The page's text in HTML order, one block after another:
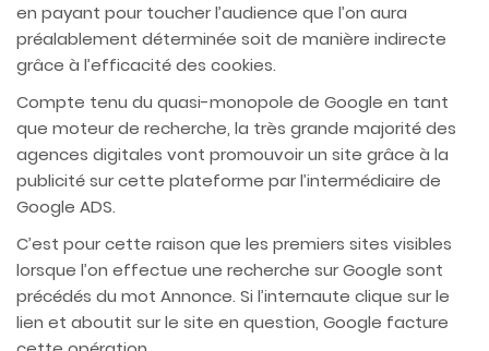
en payant pour toucher l’audience que l’on aura
préalablement déterminée soit de manière indirecte
grâce à l’efficacité des cookies.
Compte tenu du quasi-monopole de Google en tant
que moteur de recherche, la très grande majorité des
agences digitales vont promouvoir un site grâce à la
publicité sur cette plateforme par l’intermédiaire de
Google ADS.
C’est pour cette raison que les premiers sites visibles
lorsque l’on effectue une recherche sur Google sont
précédés du mot Annonce. Si l’internaute clique sur le
lien et aboutit sur le site en question, Google facture